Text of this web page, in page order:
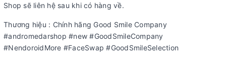
Shop sẽ liên hệ sau khi có hàng về.
Thương hiệu : Chính hãng Good Smile Company
#andromedarshop #new #GoodSmileCompany
#NendoroidMore #FaceSwap #GoodSmileSelection